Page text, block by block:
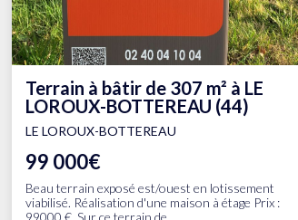
Terrain à bâtir de 307 m² à LE
LOROUX-BOTTEREAU (44)
LE LOROUX-BOTTEREAU
99 000€
Beau terrain exposé est/ouest en lotissement
viabilisé. Réalisation d'une maison à étage Prix :
99000 €. Sur ce terrain de...